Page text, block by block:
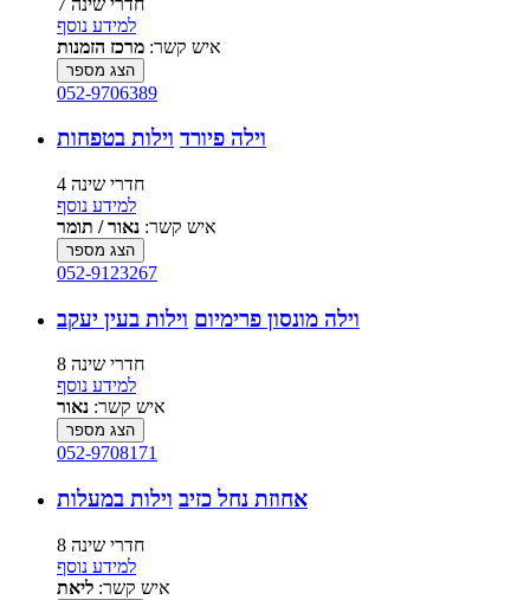
למידע נוסף
איש קשר: מרכז הזמנות
הצג מספר
052-9706389
וילה פיורד וילות בטפחות
4 חדרי שינה
למידע נוסף
איש קשר: נאור / תומר
הצג מספר
052-9123267
וילה מונסון פרימיום וילות בעין יעקב
8 חדרי שינה
למידע נוסף
איש קשר: נאור
הצג מספר
052-9708171
אחוזת נחל כזיב וילות במעלות
8 חדרי שינה
למידע נוסף
איש קשר: ליאת